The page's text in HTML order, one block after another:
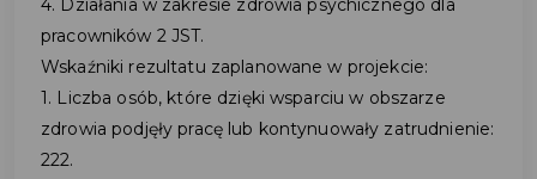
4. Działania w zakresie zdrowia psychicznego dla
pracowników 2 JST.
Wskaźniki rezultatu zaplanowane w projekcie:
1. Liczba osób, które dzięki wsparciu w obszarze
zdrowia podjęły pracę lub kontynuowały zatrudnienie:
222.